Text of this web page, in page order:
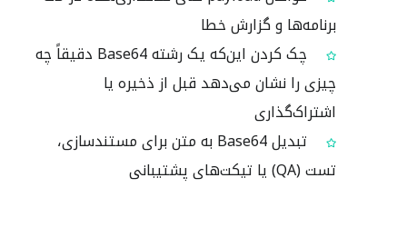
برنامه‌ها و گزارش خطا
چک کردن این‌که یک رشته Base64 دقیقاً چه
چیزی را نشان می‌دهد قبل از ذخیره یا
اشتراک‌گذاری
تبدیل Base64 به متن برای مستندسازی،
تست (QA) یا تیکت‌های پشتیبانی